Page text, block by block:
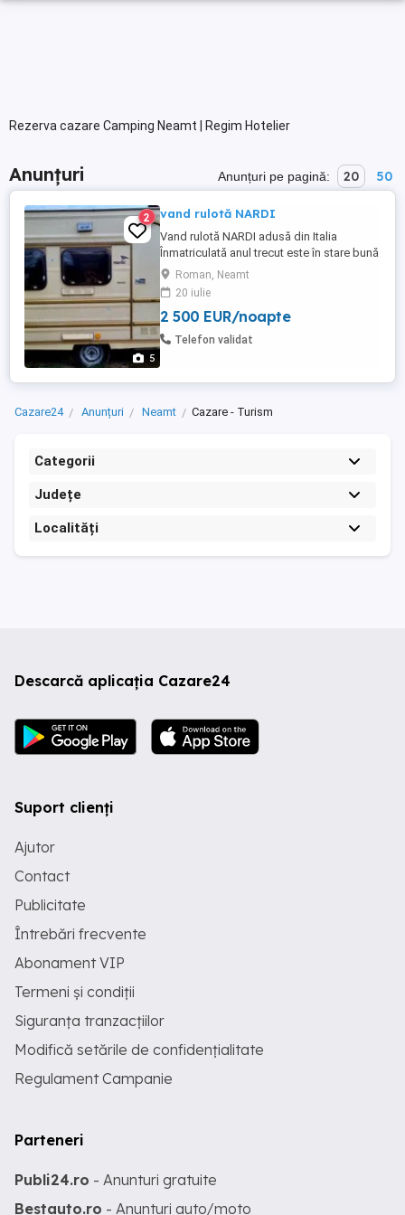
Rezerva cazare Camping Neamt | Regim Hotelier
Anunțuri Anunțuri pe pagină: 20 50
5
2 vand rulotă NARDI
Vand rulotă NARDI adusă din Italia
Înmatriculată anul trecut este în stare bună
pentru mai multe detalii sunați. ma
Roman, Neamt
20 iulie
2 500 EUR/noapte
Telefon validat
Cazare24 Anunțuri Neamt Cazare - Turism
Categorii
Județe
Localități
Descarcă aplicația Cazare24
Suport clienți
Ajutor
Contact
Publicitate
Întrebări frecvente
Abonament VIP
Termeni și condiții
Siguranța tranzacțiilor
Modifică setările de confidențialitate
Regulament Campanie
Parteneri
Publi24.ro - Anunturi gratuite
Bestauto.ro - Anunturi auto/moto